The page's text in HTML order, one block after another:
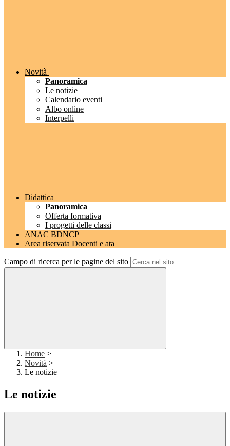
Novità
Panoramica
Le notizie
Calendario eventi
Albo online
Interpelli
Didattica
Panoramica
Offerta formativa
I progetti delle classi
ANAC BDNCP
Area riservata Docenti e ata
Campo di ricerca per le pagine del sito
Home >
Novità >
Le notizie
Le notizie